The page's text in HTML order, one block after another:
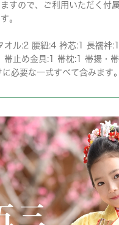
すので、ご利用いただく付
。
オル:2 腰紐:4 衿芯:1 長襦袢
帯止め金具:1 帯枕:1 帯揚・
必要な一式すべて含みます。